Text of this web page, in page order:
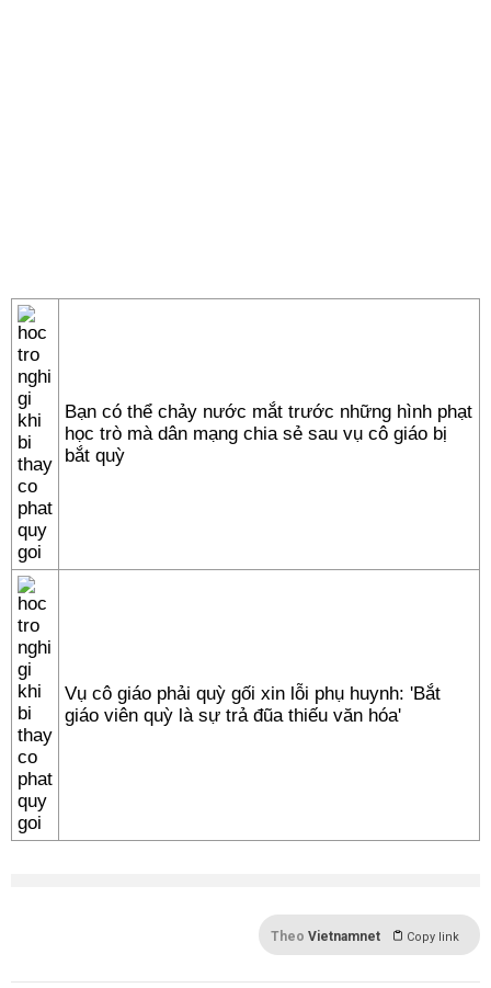
Bạn có thể chảy nước mắt trước những hình phạt
học trò mà dân mạng chia sẻ sau vụ cô giáo bị
bắt quỳ
Vụ cô giáo phải quỳ gối xin lỗi phụ huynh: 'Bắt
giáo viên quỳ là sự trả đũa thiếu văn hóa'
Theo Vietnamnet Copy link